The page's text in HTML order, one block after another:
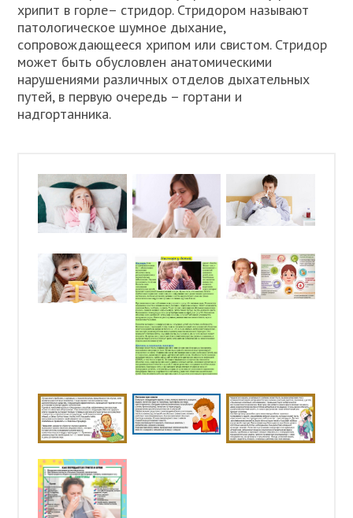
хрипит в горле– стридор. Стридором называют
патологическое шумное дыхание,
сопровождающееся хрипом или свистом. Стридор
может быть обусловлен анатомическими
нарушениями различных отделов дыхательных
путей, в первую очередь – гортани и
надгортанника.